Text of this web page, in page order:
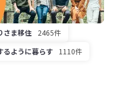
さま移住
2465件
るように暮らす
1110件